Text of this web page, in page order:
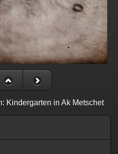
Kindergarten in Ak Metschet